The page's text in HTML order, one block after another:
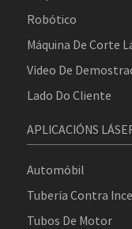
Robótico
Máquina De Corte
Vídeo De
Lado Do Cliente
APLICACIÓNS
Automóbil
Tubería Contra
Tubos De Motor